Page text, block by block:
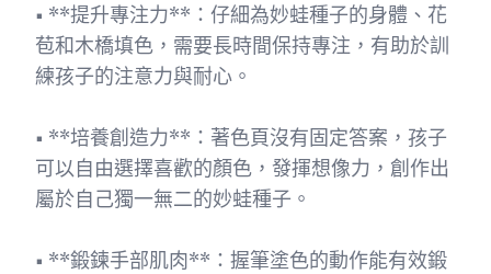
• **提升專注力**：仔細為妙蛙種子的身體、花
苞和木橋填色，需要長時間保持專注，有助於訓
練孩子的注意力與耐心。
• **培養創造力**：著色頁沒有固定答案，孩子
可以自由選擇喜歡的顏色，發揮想像力，創作出
屬於自己獨一無二的妙蛙種子。
• **鍛鍊手部肌肉**：握筆塗色的動作能有效鍛